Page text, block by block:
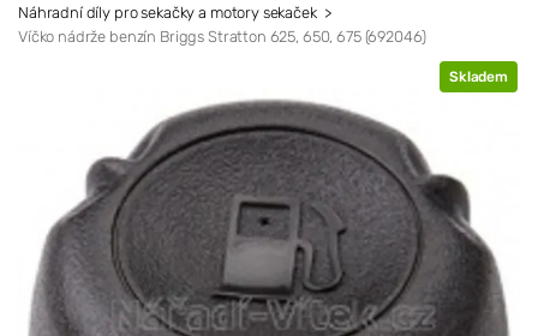
Náhradní díly pro sekačky a motory sekaček
Víčko nádrže benzín Briggs Stratton 625, 650, 675 (692046)
Skladem